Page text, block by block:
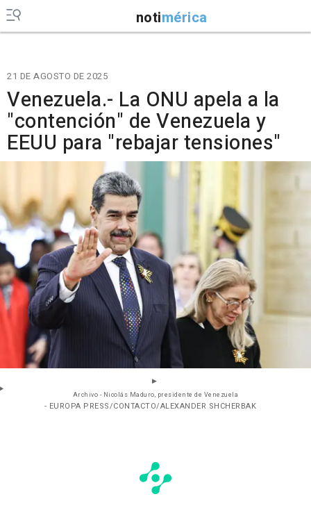
notimérica
21 DE AGOSTO DE 2025
Venezuela.- La ONU apela a la
"contención" de Venezuela y
EEUU para "rebajar tensiones"
Archivo - Nicolás Maduro, presidente de Venezuela
- EUROPA PRESS/CONTACTO/ALEXANDER SHCHERBAK